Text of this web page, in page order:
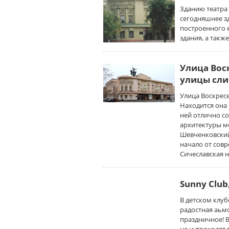
Зданию
сегодняшнее
здания, а
Улица
улицы
Улица
Находится
ней отлично
архитектуры
начало от
Сичеславская
Sunny
В детском
радостная
праздничное!